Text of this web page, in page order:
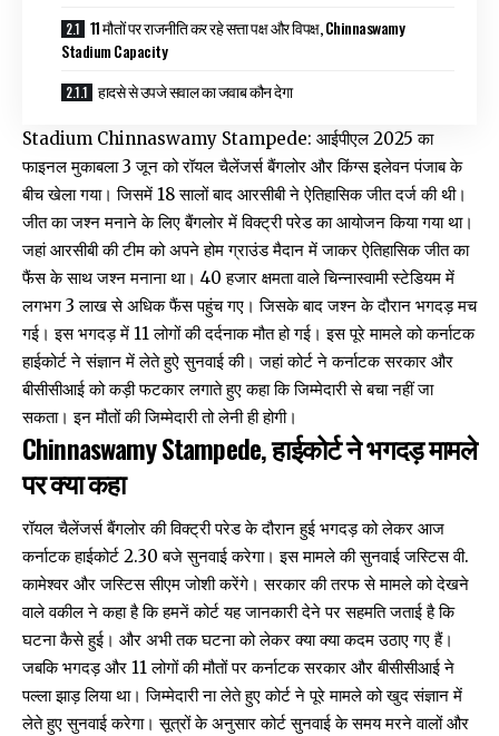
11 मौतों पर राजनीति कर रहे सत्ता पक्ष और विपक्ष, Chinnaswamy
Stadium Capacity
हादसे से उपजे सवाल का जवाब कौन देगा
Stadium Chinnaswamy Stampede: आईपीएल 2025 का
फाइनल मुकाबला 3 जून को रॉयल चैलेंजर्स बैंगलोर और किंग्स इलेवन पंजाब के
बीच खेला गया। जिसमें 18 सालों बाद आरसीबी ने ऐतिहासिक जीत दर्ज की थी।
जीत का जश्न मनाने के लिए बैंगलोर में विक्ट्री परेड का आयोजन किया गया था।
जहां आरसीबी की टीम को अपने होम ग्राउंड मैदान में जाकर ऐतिहासिक जीत का
फैंस के साथ जश्न मनाना था। 40 हजार क्षमता वाले चिन्नास्वामी स्टेडियम में
लगभग 3 लाख से अधिक फैंस पहुंच गए। जिसके बाद जश्न के दौरान भगदड़ मच
गई। इस भगदड़ में 11 लोगों की दर्दनाक मौत हो गई। इस पूरे मामले को कर्नाटक
हाईकोर्ट ने संज्ञान में लेते हुऐ सुनवाई की। जहां कोर्ट ने कर्नाटक सरकार और
बीसीसीआई को कड़ी फटकार लगाते हुए कहा कि जिम्मेदारी से बचा नहीं जा
सकता। इन मौतों की जिम्मेदारी तो लेनी ही होगी।
Chinnaswamy Stampede, हाईकोर्ट ने भगदड़ मामले
पर क्या कहा
रॉयल चैलेंजर्स बैंगलोर की विक्ट्री परेड के दौरान हुई भगदड़ को लेकर आज
कर्नाटक हाईकोर्ट 2.30 बजे सुनवाई करेगा। इस मामले की सुनवाई जस्टिस वी.
कामेश्वर और जस्टिस सीएम जोशी करेंगे। सरकार की तरफ से मामले को देखने
वाले वकील ने कहा है कि हमनें कोर्ट यह जानकारी देने पर सहमति जताई है कि
घटना कैसे हुई। और अभी तक घटना को लेकर क्या क्या कदम उठाए गए हैं।
जबकि भगदड़ और 11 लोगों की मौतों पर कर्नाटक सरकार और बीसीसीआई ने
पल्ला झाड़ लिया था। जिम्मेदारी ना लेते हुए कोर्ट ने पूरे मामले को खुद संज्ञान में
लेते हुए सुनवाई करेगा। सूत्रों के अनुसार कोर्ट सुनवाई के समय मरने वालों और